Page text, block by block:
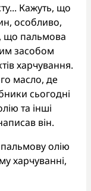
Кажуть, що
особливо,
що пальмова
засобом
харчування.
масло, де
сьогодні
та інші
він.
олію
харчуванні,